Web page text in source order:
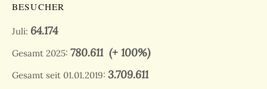
BESUCHER
Juli: 64.174
Gesamt 2025: 780.611(+ 100%)
Gesamt seit 01.01.2019: 3.709.611